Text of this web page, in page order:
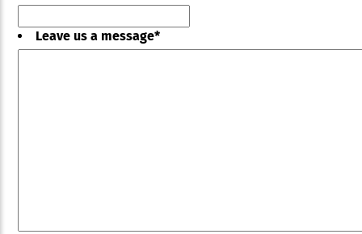
Leave us a message*